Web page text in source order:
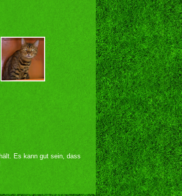
Es kann gut sein, dass